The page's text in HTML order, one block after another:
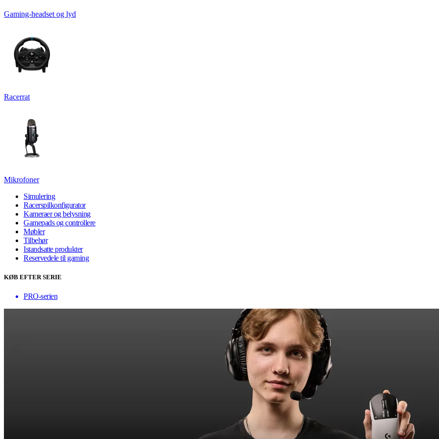
Gaming-headset og lyd
Racerrat
Mikrofoner
Simulering
Racerspilkonfigurator
Kameraer og belysning
Gamepads og controllere
Møbler
Tilbehør
Istandsatte produkter
Reservedele til gaming
KØB EFTER SERIE
PRO-serien